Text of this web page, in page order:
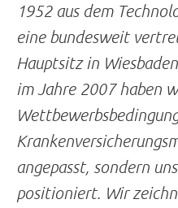
1952 aus dem
eine bundesweit
Hauptsitz in
im Jahre 2007 haben
angepasst, sondern
positioniert. Wir